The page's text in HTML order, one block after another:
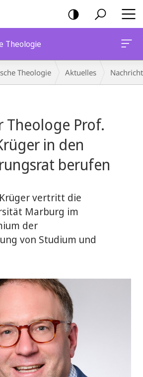
Theologie
Theologie Aktuelles
Theologe Prof.
in den
berufen
vertritt die
Marburg im
der
von Studium und